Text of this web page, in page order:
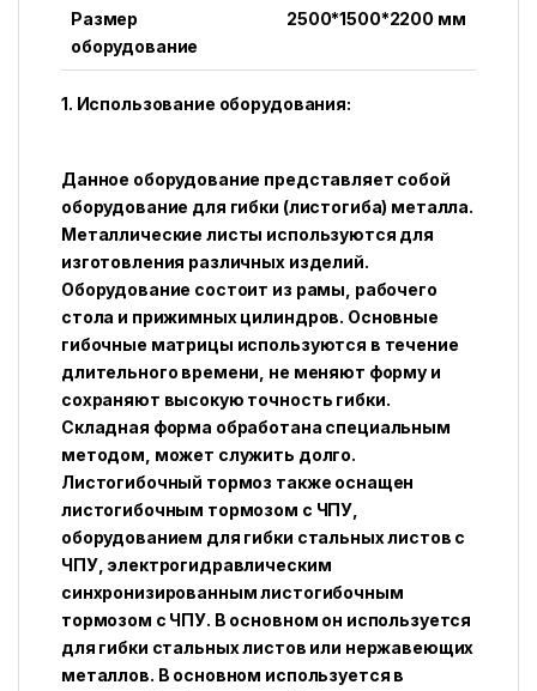
Размер
оборудование
2500*1500*2200 мм
1. Использование оборудования:
Данное оборудование представляет собой
оборудование для гибки (листогиба) металла.
Металлические листы используются для
изготовления различных изделий.
Оборудование состоит из рамы, рабочего
стола и прижимных цилиндров. Основные
гибочные матрицы используются в течение
длительного времени, не меняют форму и
сохраняют высокую точность гибки.
Складная форма обработана специальным
методом, может служить долго.
Листогибочный тормоз также оснащен
листогибочным тормозом с ЧПУ,
оборудованием для гибки стальных листов с
ЧПУ, электрогидравлическим
синхронизированным листогибочным
тормозом с ЧПУ. В основном он используется
для гибки стальных листов или нержавеющих
металлов. В основном используется в